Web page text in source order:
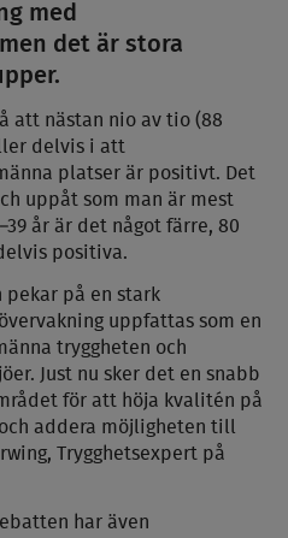
med
det är stora
att nästan nio av tio (88
delvis i att
platser är positivt. Det
uppåt som man är mest
år är det något färre, 80
positiva.
pekar på en stark
uppfattas som en
tryggheten och
Just nu sker det en snabb
för att höja kvalitén på
addera möjligheten till
Trygghetsexpert på
har även